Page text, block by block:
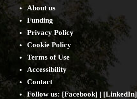
About us
Funding
Privacy Policy
Cookie Policy
Terms of Use
Accessibility
Contact
Follow us: [Facebook] | [LinkedIn]